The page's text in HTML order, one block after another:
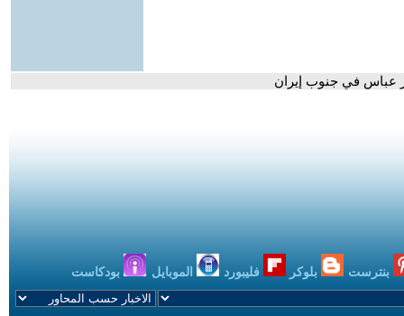
عباس في جنوب إيران
بنترست بلوكر فليبورد الموبايل بودكاست